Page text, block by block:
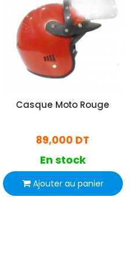
Casque Moto Rouge
89,000 DT
En stock
Ajouter au panier